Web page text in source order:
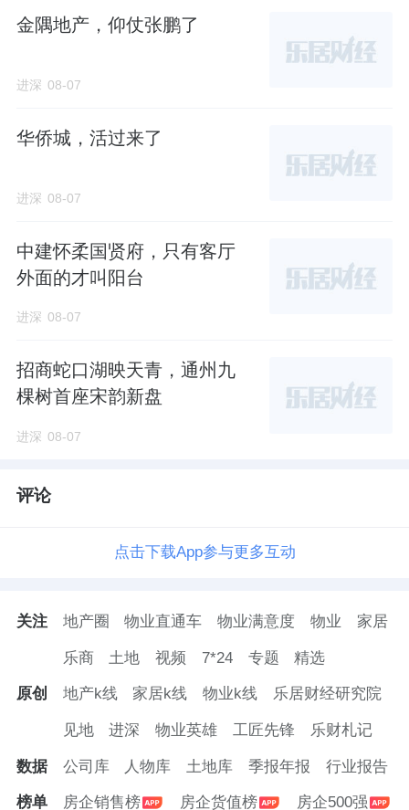
央景楼王栋5#，东侧单元为顶配建面220㎡，
共20套；西侧两个单元建面约165㎡，共40
以7.56亿元总价竞得，楼面价约1.69万元/㎡，
溢价率2.44%。
地块位于怀柔区龙山街道，距离怀柔区政府约1
西侧临近怀柔水库，东侧临近怀柔城市森林公
园，主打低密生态。周边教育、医疗、商业等
根据实施方案规划，6001地块周边还配建有公
套0.38公顷，待深入研究后再批复具体规划指
地块往北500米左右，就是建工嘉棠澐玺，规
金隅地产，仰仗张鹏了
进深 08-07
华侨城，活过来了
进深 08-07
中建怀柔国贤府，只有客厅
外面的才叫阳台
进深 08-07
招商蛇口湖映天青，通州九
棵树首座宋韵新盘
进深 08-07
评论
点击下载App参与更多互动
关注 地产圈 物业直通车 物业满意度 物业 家居
乐商 土地 视频 7*24 专题 精选
原创 地产k线 家居k线 物业k线 乐居财经研究院
见地 进深 物业英雄 工匠先锋 乐财札记
数据 公司库 人物库 土地库 季报年报 行业报告
榜单 房企销售榜 房企货值榜 房企500强